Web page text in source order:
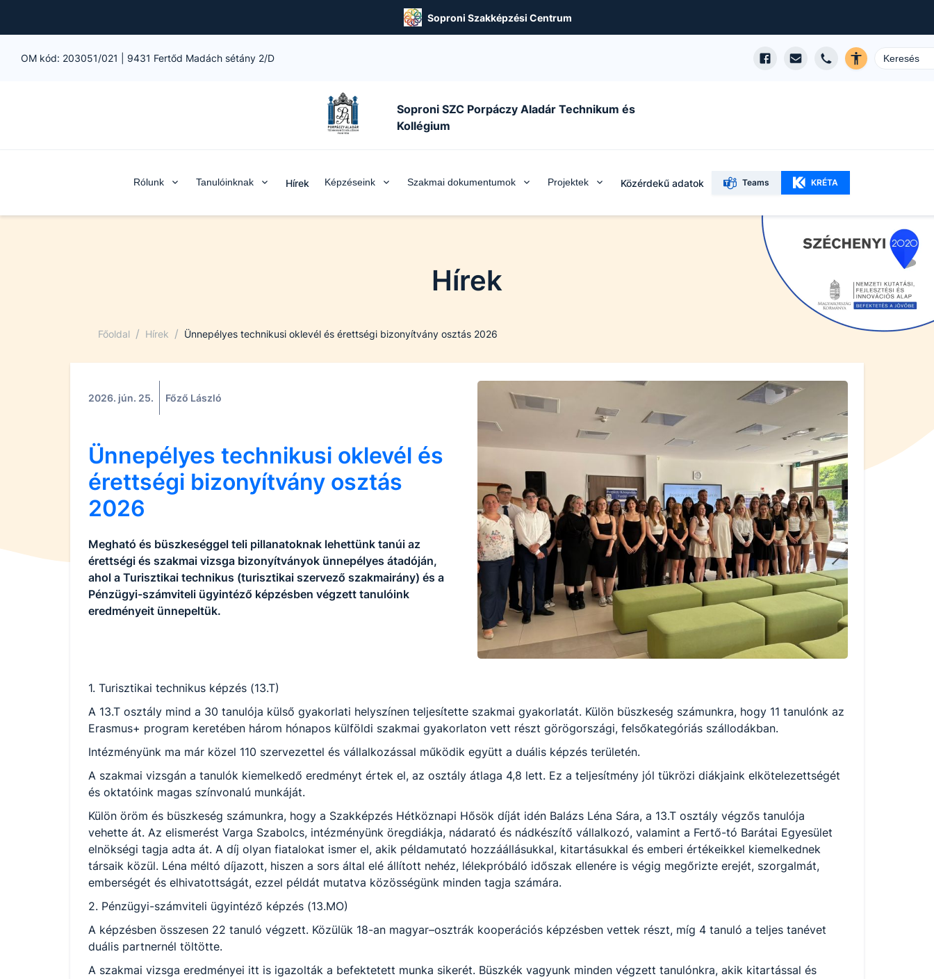
Soproni Szakképzési Centrum
OM kód: 203051/021 9431 Fertőd Madách sétány 2/D
Soproni SZC Porpáczy Aladár Technikum és
Kollégium
Rólunk Tanulóinknak Hírek Képzéseink Szakmai dokumentumok Projektek Közérdekű adatok Teams KRÉTA
Hírek
Főoldal / Hírek / Ünnepélyes technikusi oklevél és érettségi bizonyítvány osztás 2026
2026. jún. 25. Főző László
Ünnepélyes technikusi oklevél és
érettségi bizonyítvány osztás
2026
Megható és büszkeséggel teli pillanatoknak lehettünk tanúi az
érettségi és szakmai vizsga bizonyítványok ünnepélyes átadóján,
ahol a Turisztikai technikus (turisztikai szervező szakmairány) és a
Pénzügyi-számviteli ügyintéző képzésben végzett tanulóink
eredményeit ünnepeltük.
1. Turisztikai technikus képzés (13.T)
A 13.T osztály mind a 30 tanulója külső gyakorlati helyszínen teljesítette szakmai gyakorlatát. Külön büszkeség számunkra, hogy 11 tanulónk az
Erasmus+ program keretében három hónapos külföldi szakmai gyakorlaton vett részt görögországi, felsőkategóriás szállodákban.
Intézményünk ma már közel 110 szervezettel és vállalkozással működik együtt a duális képzés területén.
A szakmai vizsgán a tanulók kiemelkedő eredményt értek el, az osztály átlaga 4,8 lett. Ez a teljesítmény jól tükrözi diákjaink elkötelezettségét
és oktatóink magas színvonalú munkáját.
Külön öröm és büszkeség számunkra, hogy a Szakképzés Hétköznapi Hősök díját idén Balázs Léna Sára, a 13.T osztály végzős tanulója
vehette át. Az elismerést Varga Szabolcs, intézményünk öregdiákja, nádarató és nádkészítő vállalkozó, valamint a Fertő-tó Barátai Egyesület
elnökségi tagja adta át. A díj olyan fiatalokat ismer el, akik példamutató hozzáállásukkal, kitartásukkal és emberi értékeikkel kiemelkednek
társaik közül. Léna méltó díjazott, hiszen a sors által elé állított nehéz, lélekpróbáló időszak ellenére is végig megőrizte erejét, szorgalmát,
emberségét és elhivatottságát, ezzel példát mutatva közösségünk minden tagja számára.
2. Pénzügyi-számviteli ügyintéző képzés (13.MO)
A képzésben összesen 22 tanuló végzett. Közülük 18-an magyar–osztrák kooperációs képzésben vettek részt, míg 4 tanuló a teljes tanévet
duális partnernél töltötte.
A szakmai vizsga eredményei itt is igazolták a befektetett munka sikerét. Büszkék vagyunk minden végzett tanulónkra, akik kitartással és